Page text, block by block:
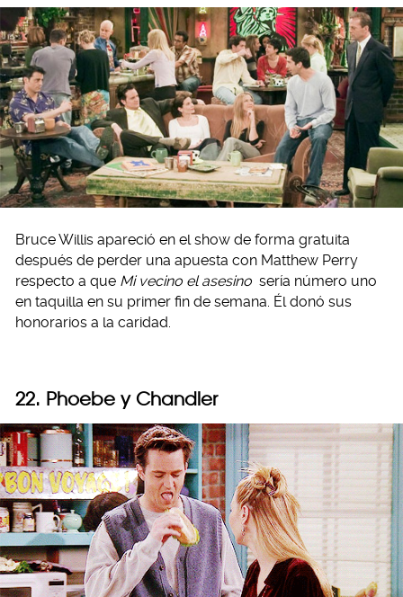
Bruce Willis apareció en el show de forma gratuita
después de perder una apuesta con Matthew Perry
respecto a que Mi vecino el asesino sería número uno
en taquilla en su primer fin de semana. Él donó sus
honorarios a la caridad.
22. Phoebe y Chandler